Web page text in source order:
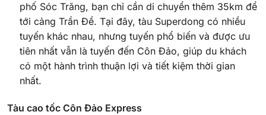
phố Sóc Trăng, bạn chỉ cần di chuyển thêm 35km để
tới cảng Trần Đề. Tại đây, tàu Superdong có nhiều
tuyến khác nhau, nhưng tuyến phổ biến và được ưu
tiên nhất vẫn là tuyến đến Côn Đảo, giúp du khách
có một hành trình thuận lợi và tiết kiệm thời gian
nhất.
Tàu cao tốc Côn Đảo Express